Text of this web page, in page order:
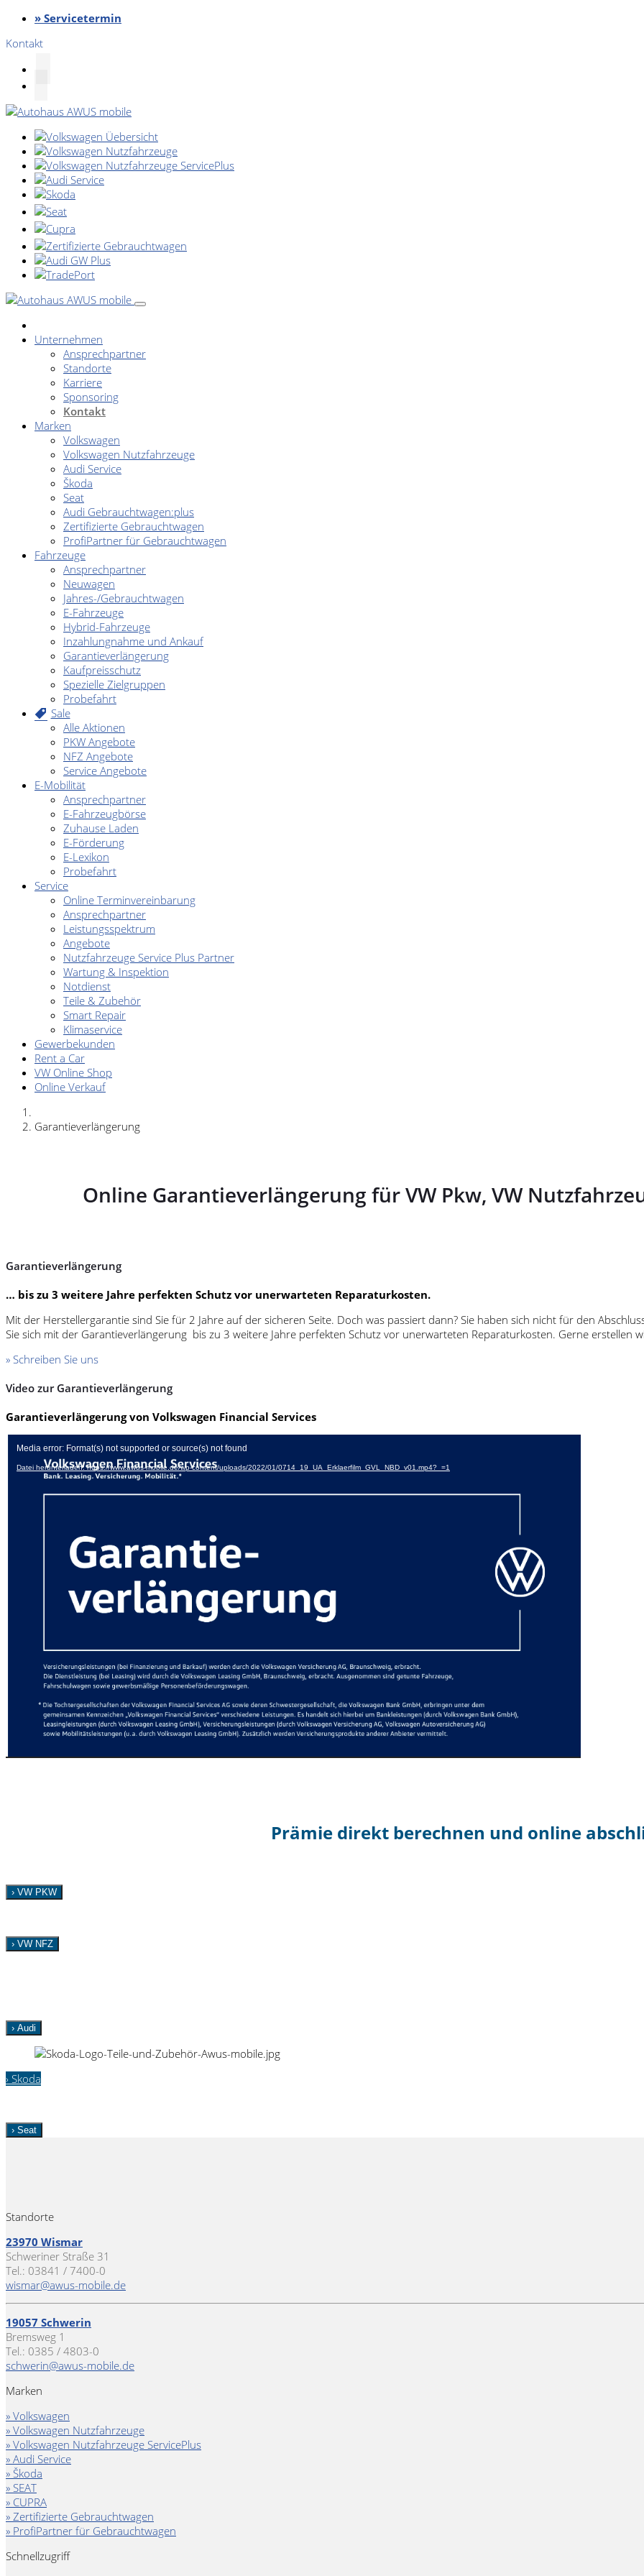
» Servicetermin
Kontakt
Unternehmen
Ansprechpartner
Standorte
Karriere
Sponsoring
Kontakt
Marken
Volkswagen
Volkswagen Nutzfahrzeuge
Audi Service
Škoda
Seat
Audi Gebrauchtwagen:plus
Zertifizierte Gebrauchtwagen
ProfiPartner für Gebrauchtwagen
Fahrzeuge
Ansprechpartner
Neuwagen
Jahres-/Gebrauchtwagen
E-Fahrzeuge
Hybrid-Fahrzeuge
Inzahlungnahme und Ankauf
Garantieverlängerung
Kaufpreisschutz
Spezielle Zielgruppen
Probefahrt
Sale
Alle Aktionen
PKW Angebote
NFZ Angebote
Service Angebote
E-Mobilität
Ansprechpartner
E-Fahrzeugbörse
Zuhause Laden
E-Förderung
E-Lexikon
Probefahrt
Service
Online Terminvereinbarung
Ansprechpartner
Leistungsspektrum
Angebote
Nutzfahrzeuge Service Plus Partner
Wartung & Inspektion
Notdienst
Teile & Zubehör
Smart Repair
Klimaservice
Gewerbekunden
Rent a Car
VW Online Shop
Online Verkauf
Garantieverlängerung
Online Garantieverlängerung für VW Pkw, VW
Garantieverlängerung
… bis zu 3 weitere Jahre perfekten Schutz vor unerwarteten Reparaturkosten.
Mit der Herstellergarantie sind Sie für 2 Jahre auf der sicheren Seite. Doch was passiert dann? Sie haben sich nicht für den
Sie sich mit der Garantieverlängerung bis zu 3 weitere Jahre perfekten Schutz vor unerwarteten Reparaturkosten. Gerne erstellen
» Schreiben Sie uns
Video zur Garantieverlängerung
Garantieverlängerung von Volkswagen Financial Services
Video-
Player
Media error: Format(s) not supported or source(s) not found
Datei herunterladen: https://www.awus-mobile.de/wp-content/uploads/2022/01/0714_19_UA_Erklaerfilm_GVL_NBD_v01.mp4?_=1
Prämie direkt berechnen und online
› VW PKW
› VW NFZ
› Audi
› Skoda
› Seat
Standorte
23970 Wismar
Schweriner Straße 31
Tel.: 03841 / 7400-0
wismar@awus-mobile.de
19057 Schwerin
Bremsweg 1
Tel.: 0385 / 4803-0
schwerin@awus-mobile.de
Marken
» Volkswagen
» Volkswagen Nutzfahrzeuge
» Volkswagen Nutzfahrzeuge ServicePlus
» Audi Service
» Škoda
» SEAT
» CUPRA
» Zertifizierte Gebrauchtwagen
» ProfiPartner für Gebrauchtwagen
Schnellzugriff